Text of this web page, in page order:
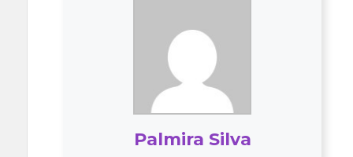
Palmira Silva